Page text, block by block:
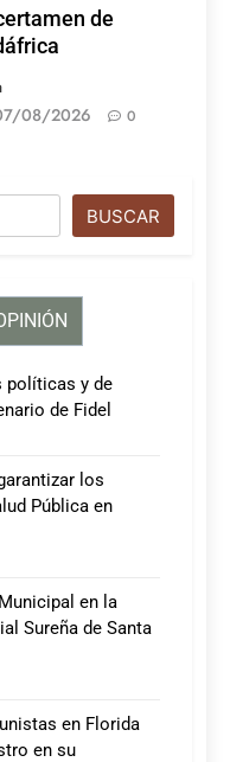
de
08/2026 0
BUSCAR
políticas y de
de Fidel
los
Pública en
en la
Sureña de Santa
en Florida
en su